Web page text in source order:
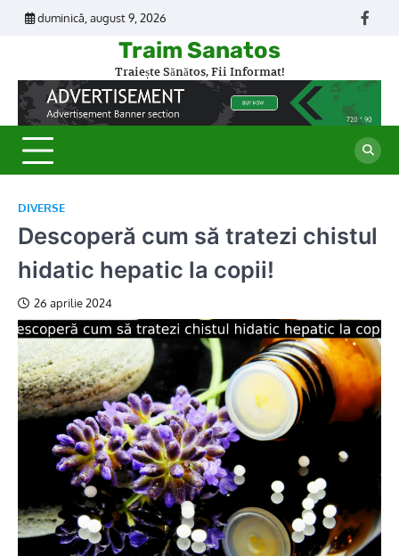
Skip
duminică, august 9, 2026
Traim Sanatos
Traiește Sănătos, Fii Informat!
DIVERSE
Descoperă cum să tratezi chistul
hidatic hepatic la copii!
26 aprilie 2024